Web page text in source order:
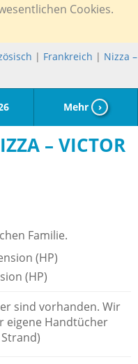
Cookies.
| Frankreich | Nizza –
Mehr ›
– VICTOR
Familie.
(HP)
(HP)
sind vorhanden. Wir
eigene Handtücher